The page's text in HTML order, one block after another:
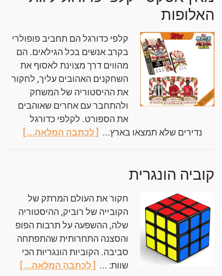
האלופות
קלפי כדורגל הם תחביב פופולרי
בקרב אנשים בכל הגילאים. הם
מהווים דרך מצוינת לאסוף את
השחקנים האהובים עליך, לחקור
את ההיסטוריה של המשחק
ולהתחבר עם אחרים שאוהבים
את הספורט. לקלפי כדורגל
נדירים שלא תמצאו בארץ... [ לכתבה המלאה... ]
קוביה הונגרית
חקור את העולם המרתק של
הקובייה של רוביק, ההיסטוריה
שלה, ההשפעה על תרבות הפופ
והסצנה התחרותית שהתפתחה
סביבה. הקוביות הונגריות הכי
שוות: ... [ לכתבה המלאה... ]